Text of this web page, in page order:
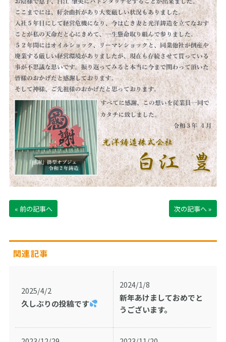
« 前の記事へ 次の記事へ »
関連記事
2025/4/2
久しぶりの投稿です
2024/1/8
新年あけましておめでと
うございます。